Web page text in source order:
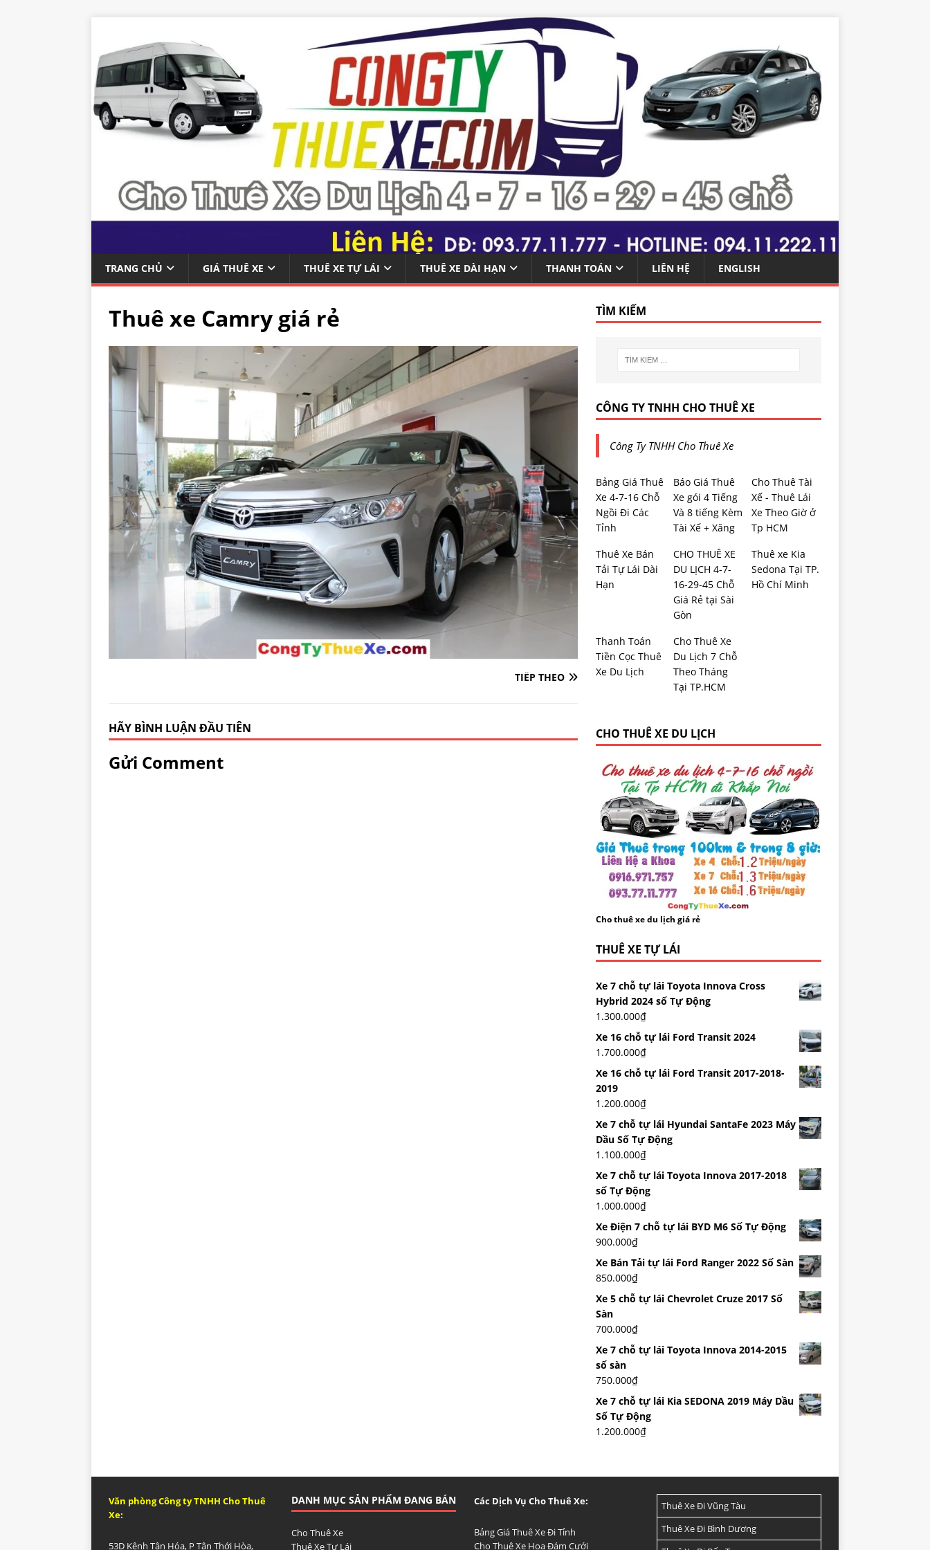
TRANG CHỦ GIÁ THUÊ XE THUÊ XE TỰ LÁI THUÊ XE DÀI HẠN THANH TOÁN LIÊN HỆ ENGLISH
Thuê xe Camry giá rẻ
TIẾP THEO
HÃY BÌNH LUẬN ĐẦU TIÊN
Gửi Comment
TÌM KIẾM
CÔNG TY TNHH CHO THUÊ XE
Công Ty TNHH Cho Thuê Xe
Bảng Giá Thuê
Xe 4-7-16 Chỗ
Ngồi Đi Các
Tỉnh
Báo Giá Thuê
Xe gói 4 Tiếng
Và 8 tiếng Kèm
Tài Xế + Xăng
Cho Thuê Tài
Xế - Thuê Lái
Xe Theo Giờ ở
Tp HCM
Thuê Xe Bán
Tải Tự Lái Dài
Hạn
CHO THUÊ XE
DU LỊCH 4-7-
16-29-45 Chỗ
Giá Rẻ tại Sài
Gòn
Thuê xe Kia
Sedona Tại TP.
Hồ Chí Minh
Thanh Toán
Tiền Cọc Thuê
Xe Du Lịch
Cho Thuê Xe
Du Lịch 7 Chỗ
Theo Tháng
Tại TP.HCM
CHO THUÊ XE DU LỊCH
Cho thuê xe du lịch giá rẻ
THUÊ XE TỰ LÁI
Xe 7 chỗ tự lái Toyota Innova Cross
Hybrid 2024 số Tự Động
1.300.000₫
Xe 16 chỗ tự lái Ford Transit 2024
1.700.000₫
Xe 16 chỗ tự lái Ford Transit 2017-2018-
2019
1.200.000₫
Xe 7 chỗ tự lái Hyundai SantaFe 2023 Máy
Dầu Số Tự Động
1.100.000₫
Xe 7 chỗ tự lái Toyota Innova 2017-2018
số Tự Động
1.000.000₫
Xe Điện 7 chỗ tự lái BYD M6 Số Tự Động
900.000₫
Xe Bán Tải tự lái Ford Ranger 2022 Số Sàn
850.000₫
Xe 5 chỗ tự lái Chevrolet Cruze 2017 Số
Sàn
700.000₫
Xe 7 chỗ tự lái Toyota Innova 2014-2015
số sàn
750.000₫
Xe 7 chỗ tự lái Kia SEDONA 2019 Máy Dầu
Số Tự Động
1.200.000₫
Văn phòng Công ty TNHH Cho Thuê
Xe:
53D Kênh Tân Hóa, P Tân Thới Hòa,
DANH MỤC SẢN PHẨM ĐANG BÁN
Cho Thuê Xe
Thuê Xe Tự Lái
Các Dịch Vụ Cho Thuê Xe:
Bảng Giá Thuê Xe Đi Tỉnh
Cho Thuê Xe Hoa Đám Cưới
Thuê Xe Đi Vũng Tàu
Thuê Xe Đi Bình Dương